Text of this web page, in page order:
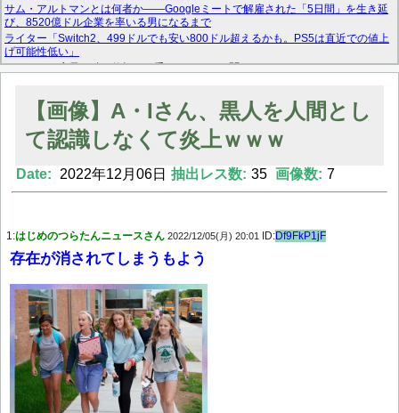
サム・アルトマンとは何者か——Googleミートで解雇された「5日間」を生き延
び、8520億ドル企業を率いる男になるまで
ライター「Switch2、499ドルでも安い800ドル超えるかも。PS5は直近での値上
げ可能性低い」
スーパーで店員に酷い仕打ちを受けたんだけど聞いてくれる？
ニーCEOの「量より質」宣言の裏で渦巻くファンの本音とMCUの未来を徹底考
【モー娘。石田亜佑美】ファーストテイク出演も新規獲得ならず？北川莉央が1
【画像】A・Iさん、黒人を人間とし
て認識しなくて炎上ｗｗｗ
Date: 2022年12月06日 抽出レス数: 35 画像数: 7
1:はじめのつらたんニュースさん 2022/12/05(月) 20:01 ID:Df9FkP1jF
存在が消されてしまうもよう